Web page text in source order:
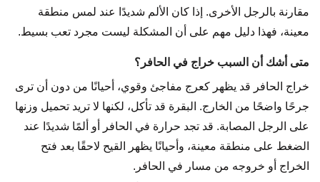
مقارنة بالرجل الأخرى. إذا كان الألم شديدًا عند لمس منطقة
معينة، فهذا دليل مهم على أن المشكلة ليست مجرد تعب بسيط.
متى أشك أن السبب خراج في الحافر؟
خراج الحافر قد يظهر كعرج مفاجئ وقوي، أحيانًا من دون أن ترى
جرحًا واضحًا من الخارج. البقرة قد تأكل، لكنها لا تريد تحميل وزنها
على الرجل المصابة. قد تجد حرارة في الحافر أو ألمًا شديدًا عند
الضغط على منطقة معينة، وأحيانًا يظهر القيح لاحقًا بعد فتح
الخراج أو خروجه من مسار في الحافر.